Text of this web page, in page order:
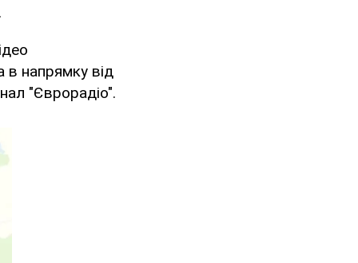
в напрямку від
"Єврорадіо".